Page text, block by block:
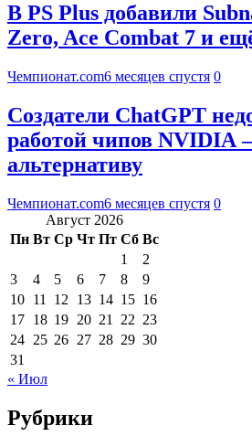
В PS Plus добавили
Zero, Ace Combat 7 и
Чемпионат.com6 месяцев спустя 0
Создатели ChatGPT
работой чипов
альтернативу
Чемпионат.com6 месяцев спустя 0
Август 2026
Пн Вт Ср Чт Пт Сб Вс
1
2
3
4 5 6 7 8
9
10 11 12 13 14 15 16
17 18 19 20 21 22 23
24 25 26 27 28 29 30
31
« Июл
Рубрики